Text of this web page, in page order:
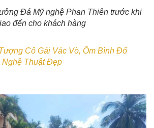
Đá Mỹ nghệ Phan Thiên trước khi
đến cho khách hàng
Cô Gái Vác Vò, Ôm Bình Đổ
Thuật Đẹp